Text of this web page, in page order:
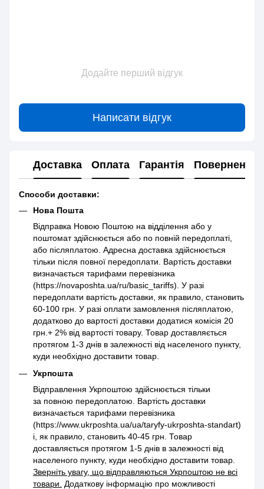
Додайте перший відгук
Написати відгук
Доставка Оплата Гарантія Повернення
Способи доставки:
Нова Пошта
Відправка Новою Поштою на відділення або у
поштомат здійснюється або по повній передоплаті,
або післяплатою. Адресна доставка здійснюється
тільки після повної передоплати. Вартість доставки
визначається тарифами перевізника
(https://novaposhta.ua/ru/basic_tariffs). У разі
передоплати вартість доставки, як правило, становить
60-100 грн. У разі оплати замовлення післяплатою,
додатково до вартості доставки додатися комісія 20
грн.+ 2% від вартості товару. Товар доставляється
протягом 1-3 днів в залежності від населеного пункту,
куди необхідно доставити товар.
Укрпошта
Відправлення Укрпоштою здійснюється тільки
за повною передоплатою. Вартість доставки
визначається тарифами перевізника
(https://www.ukrposhta.ua/ua/taryfy-ukrposhta-standart)
і, як правило, становить 40-45 грн. Товар
доставляється протягом 1-5 днів в залежності від
населеного пункту, куди необхідно доставити товар.
Зверніть увагу, що відправляються Укрпоштою не всі
товари.
Додаткову інформацію про можливості